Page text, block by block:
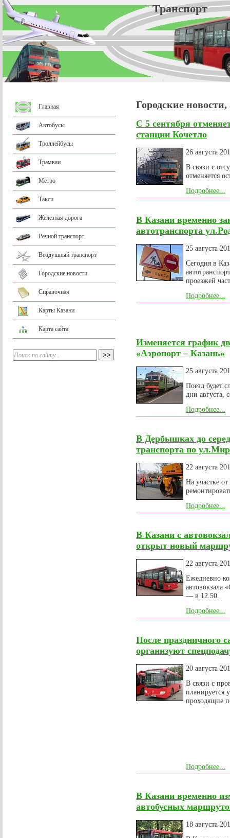
Главная
Автобусы
Троллейбусы
Трамваи
Метро
Такси
Железная дорога
Речной транспорт
Воздушный транспорт
Городские новости
Справочная
Карты Казани
Карта сайта
Городские
С 5 сентября
станции Кочетло
26 августа
В связи с
отменяется
Подробнее...
В Казани временно
автотранспорта
25 августа
Сегодня в
проезжей
Подробнее...
Изменяется график
«Аэропорт – Казань»
25 августа
Поезд будет
дни августа,
Подробнее...
В Дербышках до
транспорта по
22 августа
На участке
Подробнее...
В Казани с
открыт новый
22 августа
Ежедневно
автовокзала
— в 12.50.
Подробнее...
После праздничного
организуют
20 августа
В связи с
планируется
проходящие
Подробнее...
В Казани временно
автобусных
18 августа